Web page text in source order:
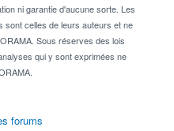
ni garantie d'aucune sorte. Les
sont celles de leurs auteurs et ne
Sous réserves des lois
qui y sont exprimées ne
forums